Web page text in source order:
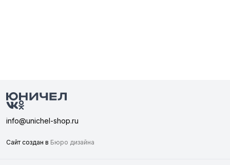
info@unichel-shop.ru
Сайт создан в Бюро дизайна